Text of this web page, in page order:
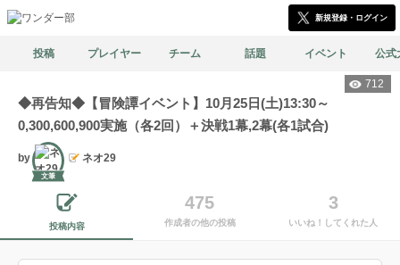
新規登録・ログイン
投稿 プレイヤー チーム 話題 イベント 公式
712
◆再告知◆【冒険譚イベント】10月25日(土)13:30～
0,300,600,900実施（各2回）＋決戦1幕,2幕(各1試合)
by
文筆
ネオ29
投稿内容
475
作成者の他の投稿
3
いいね！してくれた人